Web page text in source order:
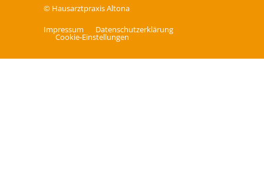
© Hausarztpraxis Altona
Impressum
Datenschutz­erklärung
Cookie-Einstellungen